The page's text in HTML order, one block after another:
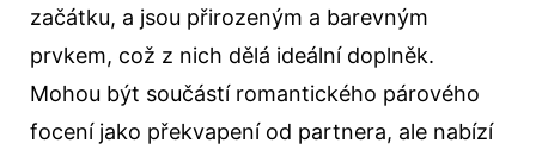
začátku, a jsou přirozeným a barevným
prvkem, což z nich dělá ideální doplněk.
Mohou být součástí romantického párového
focení jako překvapení od partnera, ale nabízí